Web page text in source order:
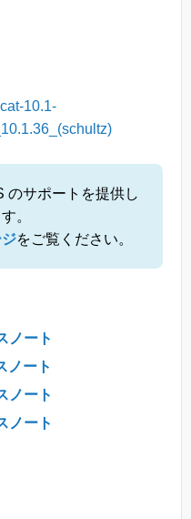
10.1-
のサポートを提供し
。
をご覧ください。
ノート
ノート
ノート
ノート